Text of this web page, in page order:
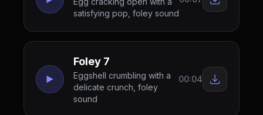
satisfying pop, foley sound
Foley 7
Eggshell crumbling with a
delicate crunch, foley
sound
00:04